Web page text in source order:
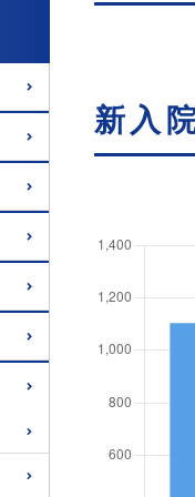
新入